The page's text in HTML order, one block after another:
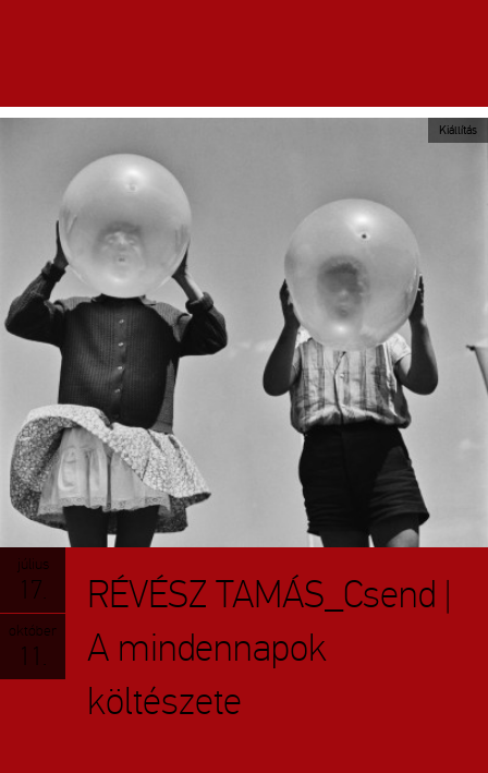
július
17.
október
11.
RÉVÉSZ TAMÁS_Csend |
A mindennapok
költészete
Kiállítás